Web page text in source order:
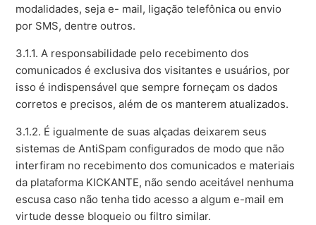
modalidades, seja e- mail, ligação telefônica ou envio
por SMS, dentre outros.
3.1.1. A responsabilidade pelo recebimento dos
comunicados é exclusiva dos visitantes e usuários, por
isso é indispensável que sempre forneçam os dados
corretos e precisos, além de os manterem atualizados.
3.1.2. É igualmente de suas alçadas deixarem seus
sistemas de AntiSpam configurados de modo que não
interfiram no recebimento dos comunicados e materiais
da plataforma KICKANTE, não sendo aceitável nenhuma
escusa caso não tenha tido acesso a algum e-mail em
virtude desse bloqueio ou filtro similar.